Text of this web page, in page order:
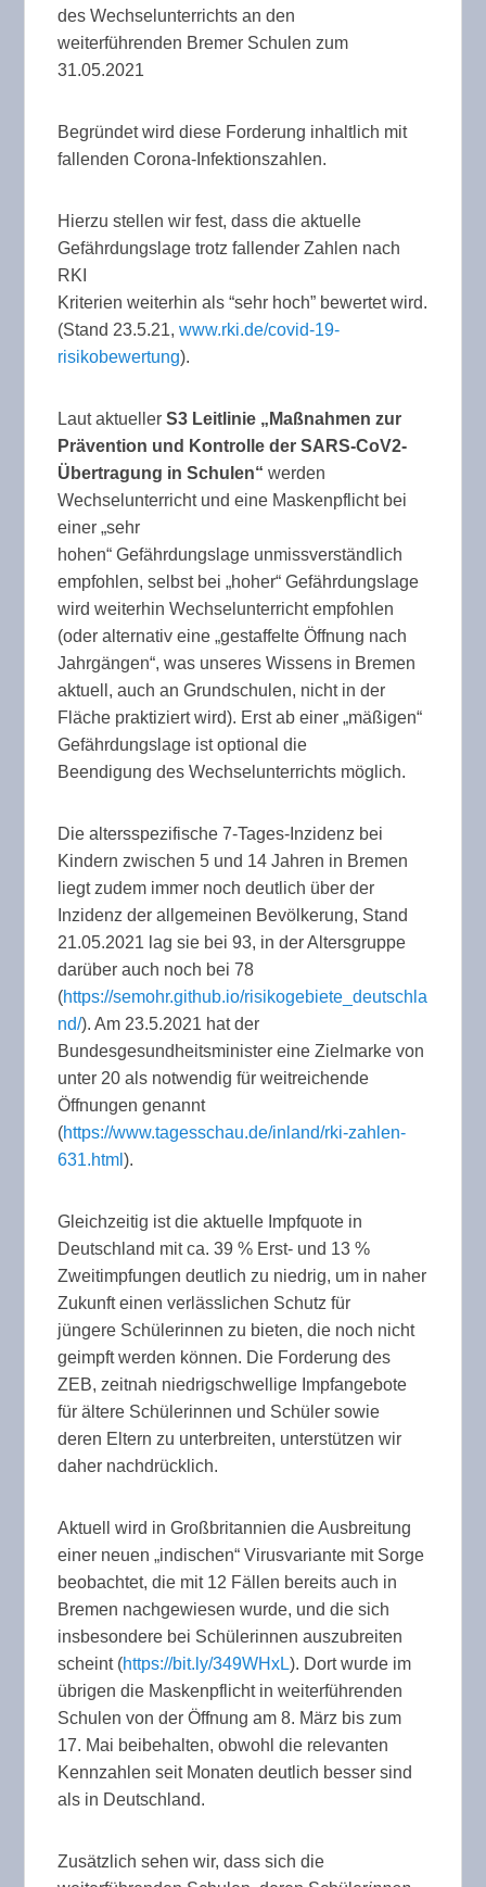
des Wechselunterrichts an den
weiterführenden Bremer Schulen zum
31.05.2021
Begründet wird diese Forderung inhaltlich mit
fallenden Corona-Infektionszahlen.
Hierzu stellen wir fest, dass die aktuelle
Gefährdungslage trotz fallender Zahlen nach
RKI
Kriterien weiterhin als “sehr hoch” bewertet wird.
(Stand 23.5.21,www.rki.de/covid-19-
risikobewertung).
Laut aktuellerS3 Leitlinie „Maßnahmen zur
Prävention und Kontrolle der SARS-CoV2-
Übertragung in Schulen“ werden
Wechselunterricht und eine Maskenpflicht bei
einer „sehr
hohen“ Gefährdungslage unmissverständlich
empfohlen, selbst bei „hoher“ Gefährdungslage
wird weiterhin Wechselunterricht empfohlen
(oder alternativ eine „gestaffelte Öffnung nach
Jahrgängen“, was unseres Wissens in Bremen
aktuell, auch an Grundschulen, nicht in der
Fläche praktiziert wird). Erst ab einer „mäßigen“
Gefährdungslage ist optional die
Beendigung des Wechselunterrichts möglich.
Die altersspezifische 7-Tages-Inzidenz bei
Kindern zwischen 5 und 14 Jahren in Bremen
liegt zudem immer noch deutlich über der
Inzidenz der allgemeinen Bevölkerung, Stand
21.05.2021 lag sie bei 93, in der Altersgruppe
darüber auch noch bei 78
(https://semohr.github.io/risikogebiete_deutschla
nd/). Am 23.5.2021 hat der
Bundesgesundheitsminister eine Zielmarke von
unter 20 als notwendig für weitreichende
Öffnungen genannt
(https://www.tagesschau.de/inland/rki-zahlen-
631.html).
Gleichzeitig ist die aktuelle Impfquote in
Deutschland mit ca. 39 % Erst- und 13 %
Zweitimpfungen deutlich zu niedrig, um in naher
Zukunft einen verlässlichen Schutz für
jüngere Schülerinnen zu bieten, die noch nicht
geimpft werden können. Die Forderung des
ZEB, zeitnah niedrigschwellige Impfangebote
für ältere Schülerinnen und Schüler sowie
deren Eltern zu unterbreiten, unterstützen wir
daher nachdrücklich.
Aktuell wird in Großbritannien die Ausbreitung
einer neuen „indischen“ Virusvariante mit Sorge
beobachtet, die mit 12 Fällen bereits auch in
Bremen nachgewiesen wurde, und die sich
insbesondere bei Schülerinnen auszubreiten
scheint (https://bit.ly/349WHxL). Dort wurde im
übrigen die Maskenpflicht in weiterführenden
Schulen von der Öffnung am 8. März bis zum
17. Mai beibehalten, obwohl die relevanten
Kennzahlen seit Monaten deutlich besser sind
als in Deutschland.
Zusätzlich sehen wir, dass sich die